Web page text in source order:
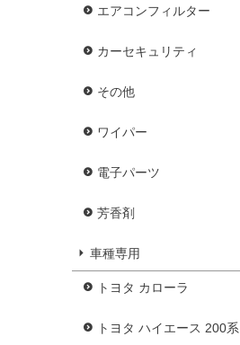
エアコンフィルター
カーセキュリティ
その他
ワイパー
電子パーツ
芳香剤
車種専用
トヨタ カローラ
トヨタ ハイエース 200系